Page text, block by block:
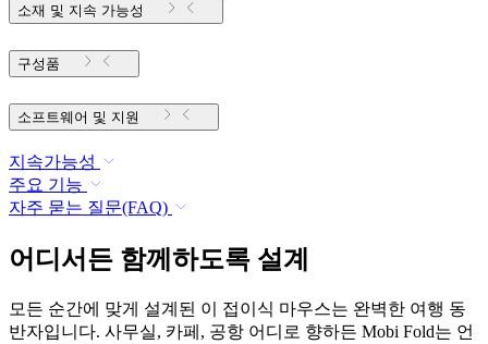
소재 및 지속 가능성
구성품
소프트웨어 및 지원
지속가능성
주요 기능
자주 묻는 질문(FAQ)
어디서든 함께하도록 설계
모든 순간에 맞게 설계된 이 접이식 마우스는 완벽한 여행 동
반자입니다. 사무실, 카페, 공항 어디로 향하든 Mobi Fold는 언